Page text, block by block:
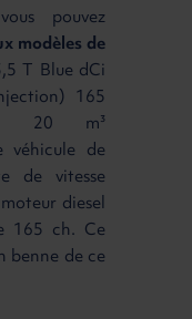
pouvez
modèles de
T Blue dCi
165
20 m³
véhicule de
de vitesse
diesel
165 ch. Ce
benne de ce